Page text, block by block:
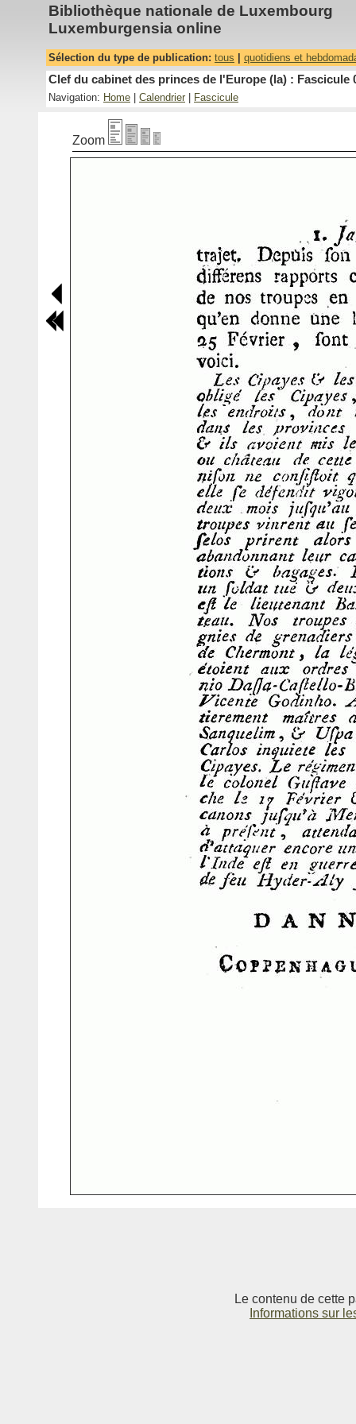
Bibliothèque nationale de Luxembourg
Luxemburgensia online
Sélection du type de publication: tous quotidiens et
Clef du cabinet des princes de l'Europe (la) : Fascicule
Navigation: Home Calendrier Fascicule
Zoom
Le contenu de cette
Informations sur